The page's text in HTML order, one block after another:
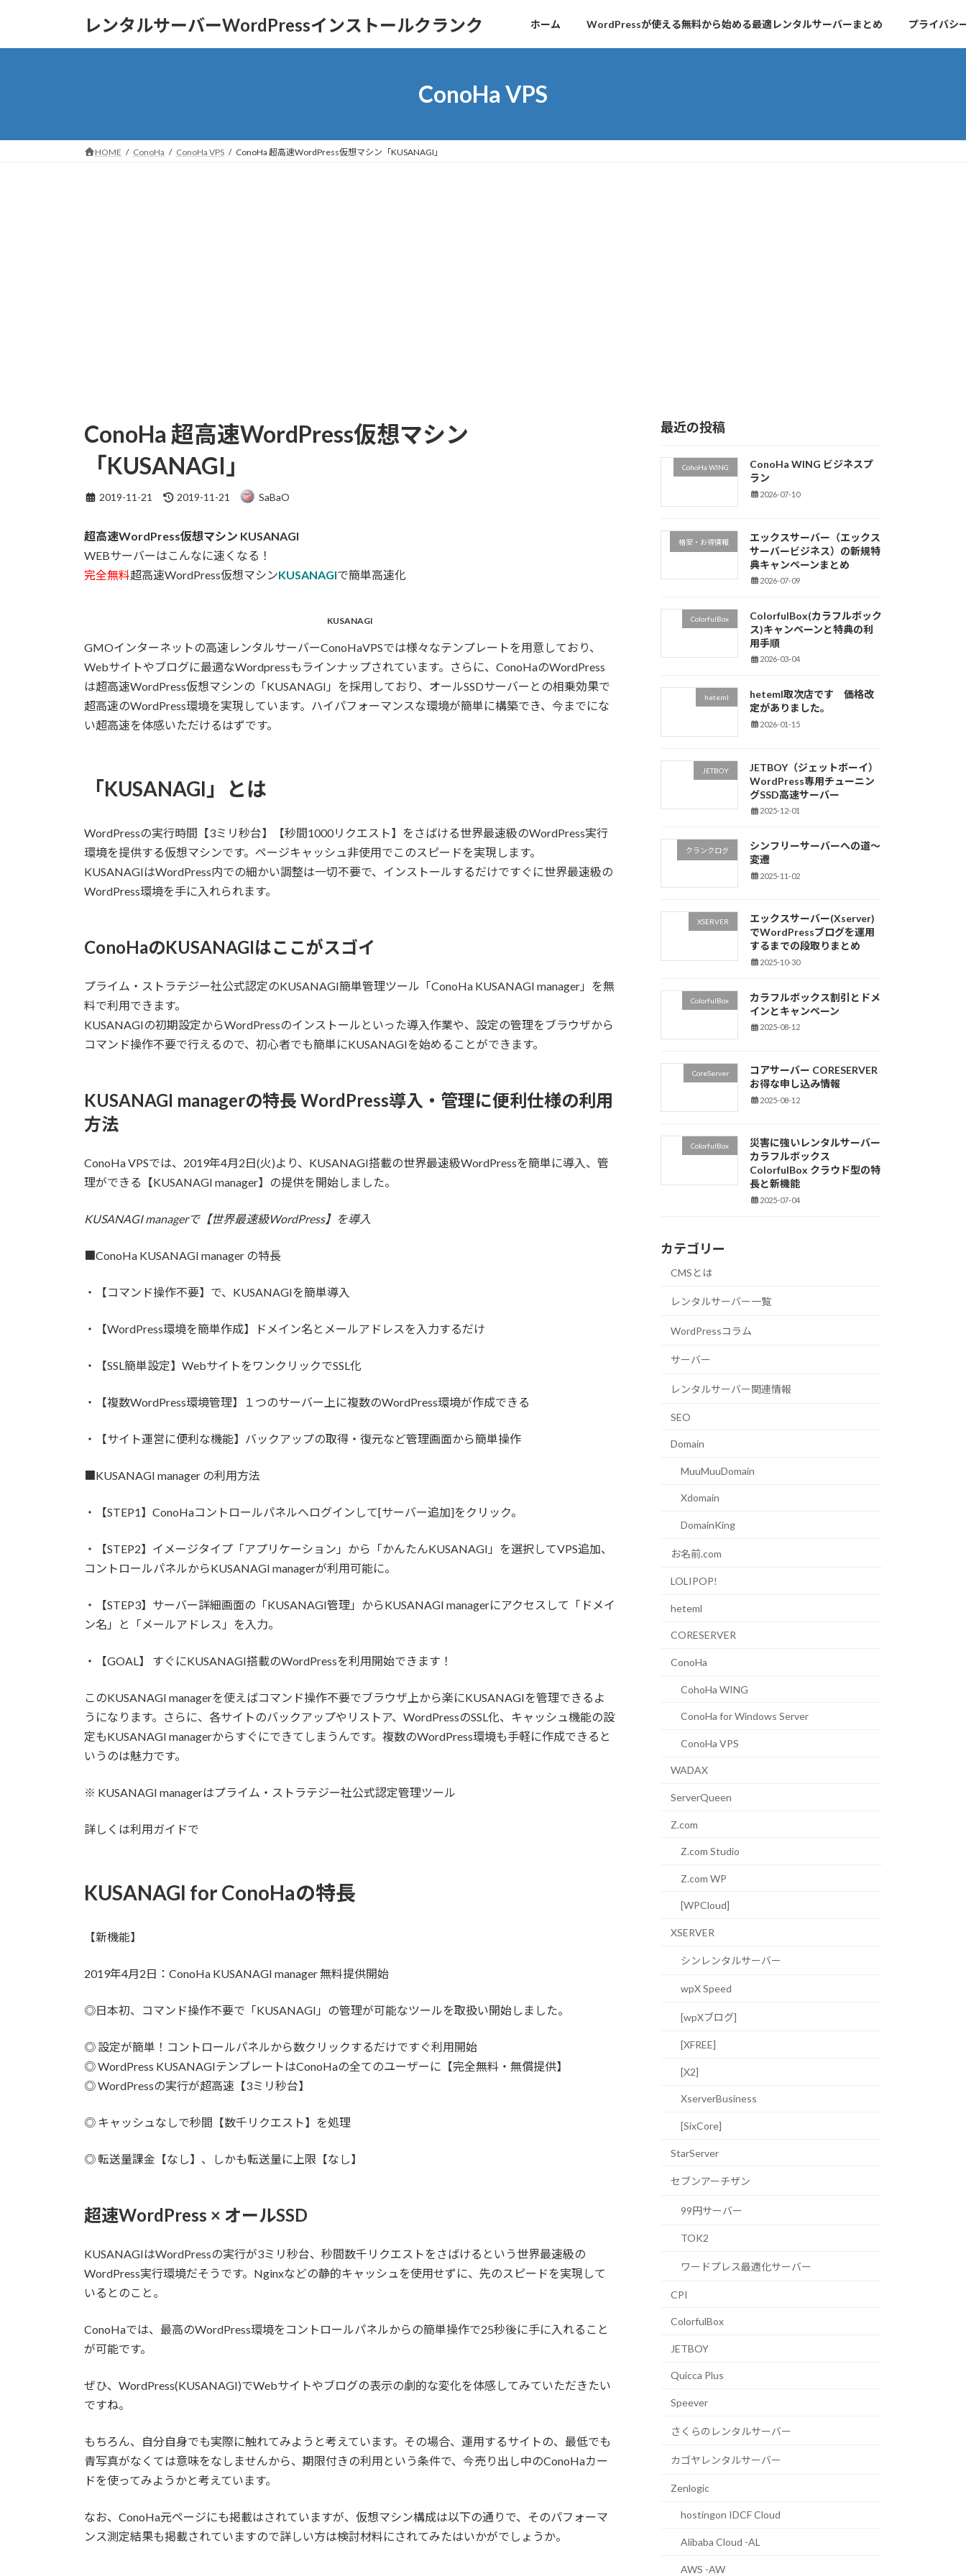
レンタルサーバーWordPressインストールクランク ホーム WordPressが使える無料から始める最適レンタルサーバーまとめ プライバシ
ConoHa VPS
HOME ConoHa ConoHa VPS ConoHa 超高速WordPress仮想マシン「KUSANAGI」
ConoHa 超高速WordPress仮想マシン
「KUSANAGI」
2019-11-21
最
新
日
:
2019-11-21 SaBaO
超高速WordPress仮想マシン KUSANAGI
WEBサーバーはこんなに速くなる！
完全無料超高速WordPress仮想マシンKUSANAGIで簡単高速化
KUSANAGI
GMOインターネットの高速レンタルサーバーConoHaVPSでは様々なテンプレートを用意しており、
Webサイトやブログに最適なWordpressもラインナップされています。さらに、ConoHaのWordPress
は超高速WordPress仮想マシンの「KUSANAGI」を採用しており、オールSSDサーバーとの相乗効果で
超高速のWordPress環境を実現しています。ハイパフォーマンスな環境が簡単に構築でき、今までにな
い超高速を体感いただけるはずです。
「KUSANAGI」とは
WordPressの実行時間【3ミリ秒台】【秒間1000リクエスト】をさばける世界最速級のWordPress実行
環境を提供する仮想マシンです。ページキャッシュ非使用でこのスピードを実現します。
KUSANAGIはWordPress内での細かい調整は一切不要で、インストールするだけですぐに世界最速級の
WordPress環境を手に入れられます。
ConoHaのKUSANAGIはここがスゴイ
プライム・ストラテジー社公式認定のKUSANAGI簡単管理ツール「ConoHa KUSANAGI manager」を無
料で利用できます。
KUSANAGIの初期設定からWordPressのインストールといった導入作業や、設定の管理をブラウザから
コマンド操作不要で行えるので、初心者でも簡単にKUSANAGIを始めることができます。
KUSANAGI managerの特長 WordPress導入・管理に便利仕様の利用
方法
ConoHa VPSでは、2019年4月2日(火)より、KUSANAGI搭載の世界最速級WordPressを簡単に導入、管
理ができる【KUSANAGI manager】の提供を開始しました。
KUSANAGI managerで【世界最速級WordPress】を導入
■ConoHa KUSANAGI manager の特長
・【コマンド操作不要】で、KUSANAGIを簡単導入
・【WordPress環境を簡単作成】ドメイン名とメールアドレスを入力するだけ
・【SSL簡単設定】WebサイトをワンクリックでSSL化
・【複数WordPress環境管理】１つのサーバー上に複数のWordPress環境が作成できる
・【サイト運営に便利な機能】バックアップの取得・復元など管理画面から簡単操作
■KUSANAGI manager の利用方法
・【STEP1】ConoHaコントロールパネルへログインして[サーバー追加]をクリック。
・【STEP2】イメージタイプ「アプリケーション」から「かんたんKUSANAGI」を選択してVPS追加、
コントロールパネルからKUSANAGI managerが利用可能に。
・【STEP3】サーバー詳細画面の「KUSANAGI管理」からKUSANAGI managerにアクセスして「ドメイ
ン名」と「メールアドレス」を入力。
・【GOAL】 すぐにKUSANAGI搭載のWordPressを利用開始できます！
このKUSANAGI managerを使えばコマンド操作不要でブラウザ上から楽にKUSANAGIを管理できるよ
うになります。さらに、各サイトのバックアップやリストア、WordPressのSSL化、キャッシュ機能の設
定もKUSANAGI managerからすぐにできてしまうんです。複数のWordPress環境も手軽に作成できると
いうのは魅力です。
※ KUSANAGI managerはプライム・ストラテジー社公式認定管理ツール
詳しくは利用ガイドで
KUSANAGI for ConoHaの特長
【新機能】
2019年4月2日：ConoHa KUSANAGI manager 無料提供開始
◎日本初、コマンド操作不要で「KUSANAGI」の管理が可能なツールを取扱い開始しました。
◎ 設定が簡単！コントロールパネルから数クリックするだけですぐ利用開始
◎ WordPress KUSANAGIテンプレートはConoHaの全てのユーザーに【完全無料・無償提供】
◎ WordPressの実行が超高速【3ミリ秒台】
◎ キャッシュなしで秒間【数千リクエスト】を処理
◎ 転送量課金【なし】、しかも転送量に上限【なし】
超速WordPress × オールSSD
KUSANAGIはWordPressの実行が3ミリ秒台、秒間数千リクエストをさばけるという世界最速級の
WordPress実行環境だそうです。Nginxなどの静的キャッシュを使用せずに、先のスピードを実現して
いるとのこと。
ConoHaでは、最高のWordPress環境をコントロールパネルからの簡単操作で25秒後に手に入れること
が可能です。
ぜひ、WordPress(KUSANAGI)でWebサイトやブログの表示の劇的な変化を体感してみていただきたい
ですね。
もちろん、自分自身でも実際に触れてみようと考えています。その場合、運用するサイトの、最低でも
青写真がなくては意味をなしませんから、期限付きの利用という条件で、今売り出し中のConoHaカー
ドを使ってみようかと考えています。
なお、ConoHa元ページにも掲載はされていますが、仮想マシン構成は以下の通りで、そのパフォーマ
ンス測定結果も掲載されていますので詳しい方は検討材料にされてみたはいかがでしょうか。
最近の投稿
CohoHa WING
ConoHa WING ビジネスプ
ラン
2026-07-10
格安・お得情報
エックスサーバー（エックス
サーバービジネス）の新規特
典キャンペーンまとめ
2026-07-09
ColorfulBox
ColorfulBox(カラフルボック
ス)キャンペーンと特典の利
用手順
2026-03-04
heteml
heteml取次店です 価格改
定がありました。
2026-01-15
JETBOY
JETBOY（ジェットボーイ）
WordPress専用チューニン
グSSD高速サーバー
2025-12-01
クランクログ
シンフリーサーバーへの道～
変遷
2025-11-02
XSERVER
エックスサーバー(Xserver)
でWordPressブログを運用
するまでの段取りまとめ
2025-10-30
ColorfulBox
カラフルボックス割引とドメ
インとキャンペーン
2025-08-12
CoreServer
コアサーバー CORESERVER
お得な申し込み情報
2025-08-12
ColorfulBox
災害に強いレンタルサーバー
カラフルボックス
ColorfulBox クラウド型の特
長と新機能
2025-07-04
カテゴリー
CMSとは
レンタルサーバー一覧
WordPressコラム
サーバー
レンタルサーバー関連情報
SEO
Domain
MuuMuuDomain
Xdomain
DomainKing
お名前.com
LOLIPOP!
heteml
CORESERVER
ConoHa
CohoHa WING
ConoHa for Windows Server
ConoHa VPS
WADAX
ServerQueen
Z.com
Z.com Studio
Z.com WP
[WPCloud]
XSERVER
シンレンタルサーバー
wpX Speed
[wpXブログ]
[XFREE]
[X2]
XserverBusiness
[SixCore]
StarServer
セブンアーチザン
99円サーバー
TOK2
ワードプレス最適化サーバー
CPI
ColorfulBox
JETBOY
Quicca Plus
Speever
さくらのレンタルサーバー
カゴヤレンタルサーバー
Zenlogic
hostingon IDCF Cloud
Alibaba Cloud -AL
AWS -AW